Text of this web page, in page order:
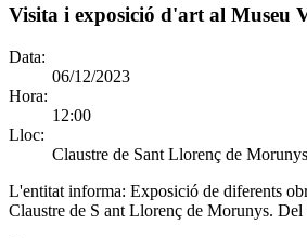
Visita i exposició d'art al Museu
Data:
06/12/2023
Hora:
12:00
Lloc:
Claustre de Sant Llorenç de Morunys
L'entitat informa: Exposició de diferents
Claustre de S ant Llorenç de Morunys. Del